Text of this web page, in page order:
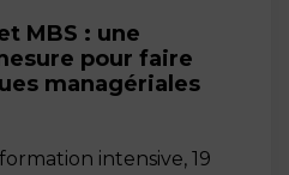
MBS : une
pour faire
managériales
intensive, 19